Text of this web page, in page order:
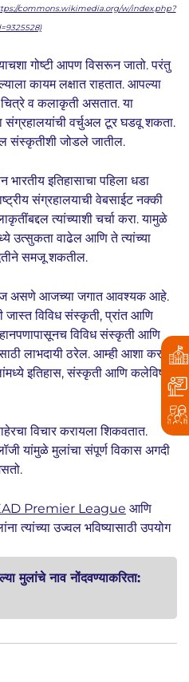
commons.wikimedia.org/w/index.php?
गोष्टी आपण विसरून जातो. परंतु
कायम लक्षात राहतात. आपल्या
चित्रे व कलाकृती असतात. या
संग्रहालयांची वर्चुअल टूर घडवू शकता.
संस्कृतीशी जोडले जातील.
भारतीय इतिहासाचा पहिला धडा
संग्रहालयाची वेबसाईट नक्की
त्यांच्याशी चर्चा करा. यामुळे
उत्सुकता वाढेल आणि ते त्यांच्या
समजू शकतील.
असणे आजच्या जगात आवश्यक आहे.
जास्त विविध संस्कृती, प्रांत आणि
विविध संस्कृती आणि
लाभदायी ठरेल. आम्ही आशा करतो
इतिहास, संस्कृती आणि कलेविषयी
विचार करायला शिकवतात.
यांमुळे मुलांचा संपूर्ण विकास अगदी
Premier League आणि
त्यांच्या उज्वल भविष्यासाठी उपयोग
मुलांचे नाव नोंदवण्याकरिता: